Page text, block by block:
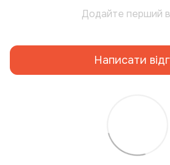
Додайте перший
Написати